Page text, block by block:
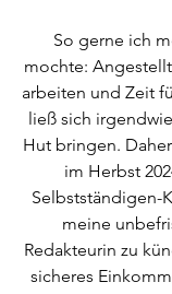
So gerne ich
mochte:
arbeiten und Zeit
ließ sich
Hut bringen.
im Herbst
Selbstständigen-
meine
Redakteurin zu
sicheres